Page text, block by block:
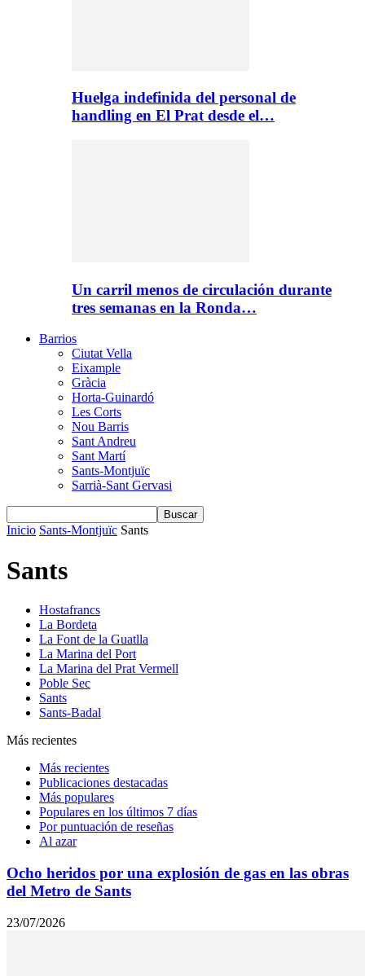
Huelga indefinida del personal de
handling en El Prat desde el…
Un carril menos de circulación durante
tres semanas en la Ronda…
Barrios
Ciutat Vella
Eixample
Gràcia
Horta-Guinardó
Les Corts
Nou Barris
Sant Andreu
Sant Martí
Sants-Montjuïc
Sarrià-Sant Gervasi
Inicio Sants-Montjuïc Sants
Sants
Hostafrancs
La Bordeta
La Font de la Guatlla
La Marina del Port
La Marina del Prat Vermell
Poble Sec
Sants
Sants-Badal
Más recientes
Más recientes
Publicaciones destacadas
Más populares
Populares en los últimos 7 días
Por puntuación de reseñas
Al azar
Ocho heridos por una explosión de gas en las obras
del Metro de Sants
23/07/2026